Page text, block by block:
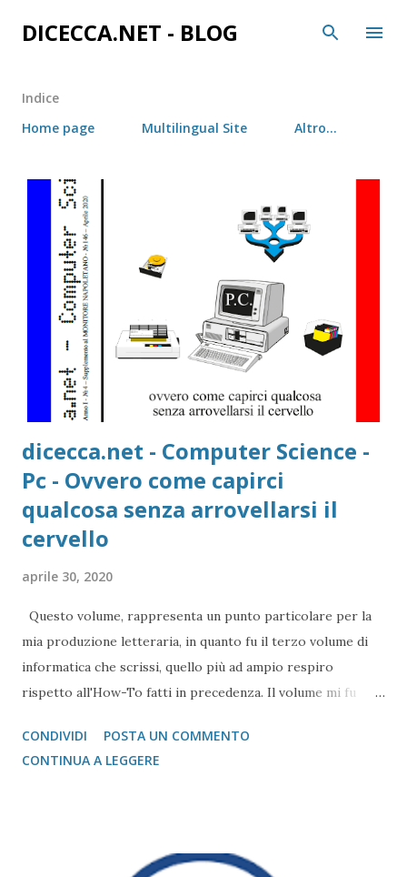
Passa ai contenuti principali
DICECCA.NET - BLOG
Indice
Home page
Multilingual Site Altro…
dicecca.net - Computer Science -
Pc - Ovvero come capirci
qualcosa senza arrovellarsi il
cervello
aprile 30, 2020
Questo volume, rappresenta un punto particolare per la
mia produzione letteraria, in quanto fu il terzo volume di
informatica che scrissi, quello più ad ampio respiro
rispetto all'How-To fatti in precedenza. Il volume mi fu
Informatica per i miei professori del Liceo Scientifico
Statale "Vincenzo Cuoco" di Napoli, dove mi ero appena
Matematica e Fisica Prof. Corrado Fadini, che volle credere
CONDIVIDI
POSTA UN COMMENTO
CONTINUA A LEGGERE